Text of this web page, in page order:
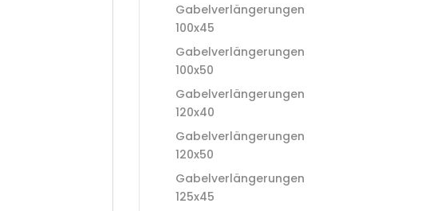
Gabelverlängerungen
100x45
Gabelverlängerungen
100x50
Gabelverlängerungen
120x40
Gabelverlängerungen
120x50
Gabelverlängerungen
125x45